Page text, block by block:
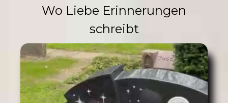
Wo Liebe Erinnerungen
schreibt